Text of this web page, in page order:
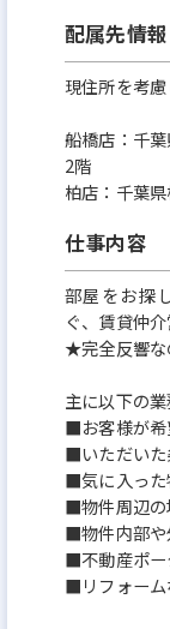
配属先情報
現住所を考慮
船橋店：千
2階
柏店：千葉
仕事内容
部屋をお探
ぐ、賃貸仲
★完全反響な
主に以下の
■お客様が希
■いただいた
■気に入った
■物件周辺の
■物件内部や
■不動産ポー
■リフォー